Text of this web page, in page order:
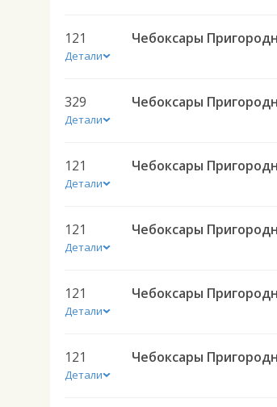
121
Детали
329
Детали
121
Детали
121
Детали
121
Детали
121
Детали